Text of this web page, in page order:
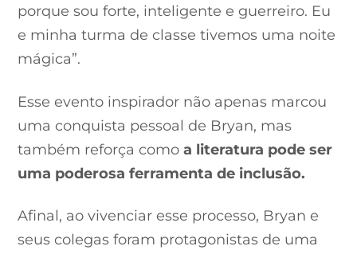
porque sou forte, inteligente e guerreiro. Eu
e minha turma de classe tivemos uma noite
mágica”.
Esse evento inspirador não apenas marcou
uma conquista pessoal de Bryan, mas
também reforça comoa literatura pode ser
uma poderosa ferramenta de inclusão.
Afinal, ao vivenciar esse processo, Bryan e
seus colegas foram protagonistas de uma